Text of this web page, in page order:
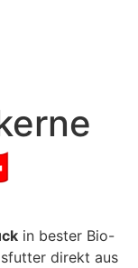
in bester Bio-
direkt aus